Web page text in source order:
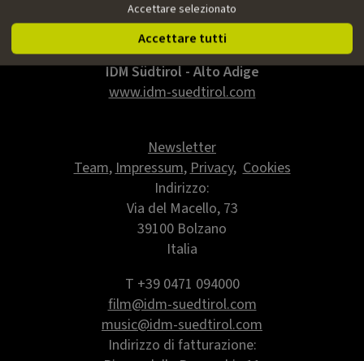
IDM Südtirol - Alto Adige
www.idm-suedtirol.com
Newsletter
Team,Impressum,Privacy,Cookies
Indirizzo:
Via del Macello, 73
39100 Bolzano
Italia
T +39 0471 094000
film@idm-suedtirol.com
music@idm-suedtirol.com
Indirizzo di fatturazione:
Accettare selezionato
Accettare tutti